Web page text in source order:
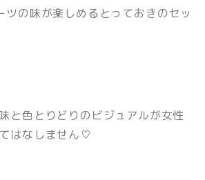
ツの味が楽しめるとっておきのセッ
と色とりどりのビジュアルが女性
はなしません♡